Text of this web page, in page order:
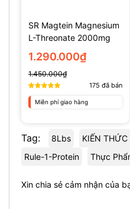
SR Magtein Magnesium
L-Threonate 2000mg
(135 Viên)
1.290.000₫
1.450.000₫
175 đã bán
Miễn phí giao hàng
Tag: 8Lbs KIẾN THỨC
Rule-1-Protein
Thực
Xin chia sẻ cảm nhận của